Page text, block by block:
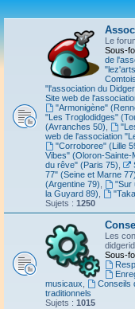
Le
Sous-
de
"l'association du
Site web de
"Armonigène"
"Les Troglodidges"
(Avranches 50)
web de l'association
"Corroboree" (Lille
Vibes" (Oloron-Sainte-
du rêve" (Paris 75)
77" (Seine et Marne 77)
(Argentine 79)
"Sur
la Guyard 89)
Sujets : 1250
Les
Sous-
musicaux
Conseils
traditionnels
Sujets : 1015